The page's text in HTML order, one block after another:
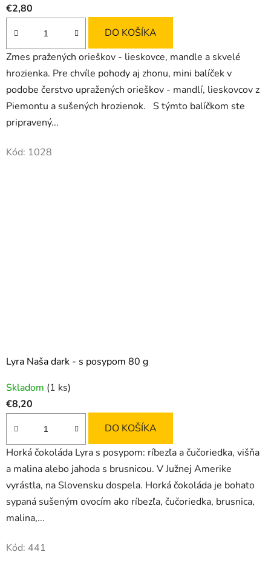
€2,80
DO KOŠÍKA
Zmes pražených orieškov - lieskovce, mandle a skvelé
hrozienka. Pre chvíle pohody aj zhonu, mini balíček v
podobe čerstvo upražených orieškov - mandlí, lieskovcov z
Piemontu a sušených hrozienok. S týmto balíčkom ste
pripravený...
Kód: 1028
Lyra Naša dark - s posypom 80 g
Skladom (1 ks)
€8,20
DO KOŠÍKA
Horká čokoláda Lyra s posypom: ríbezľa a čučoriedka, višňa
a malina alebo jahoda s brusnicou. V Južnej Amerike
vyrástla, na Slovensku dospela. Horká čokoláda je bohato
sypaná sušeným ovocím ako ríbezľa, čučoriedka, brusnica,
malina,...
Kód: 441